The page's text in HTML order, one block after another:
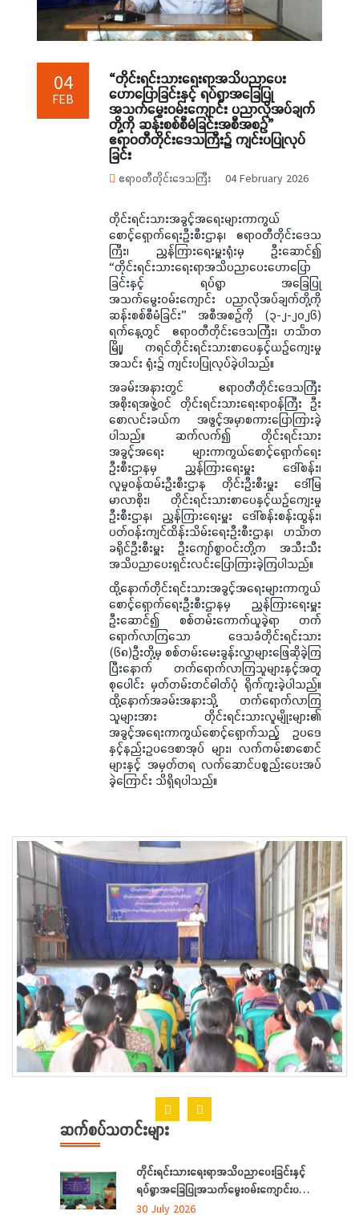
04
FEB
“တိုင်းရင်းသားရေးရာအသိပညာပေး
ဟောပြောခြင်းနှင့် ရပ်ရွာအခြေပြု
အသက်မွေးဝမ်းကျောင်း ပညာလိုအပ်ချက်
တို့ကို ဆန်းစစ်စီမံခြင်းအစီအစဉ်”
ဧရာဝတီတိုင်းဒေသကြီး၌ ကျင်းပပြုလုပ်
ခြင်း
ဧရာဝတီတိုင်းဒေသကြီး 04 February 2026
တိုင်းရင်းသားအခွင့်အရေးများကာကွယ်
စောင့်ရှောက်ရေးဦးစီးဌာန၊ ဧရာဝတီတိုင်းဒေသ
ကြီး၊ ညွှန်ကြားရေးမှူးရုံးမှ ဦးဆောင်၍
“တိုင်းရင်းသားရေးရာအသိပညာပေးဟောပြော
ခြင်းနှင့် ရပ်ရွာ အခြေပြု
အသက်မွေးဝမ်းကျောင်း ပညာလိုအပ်ချက်တို့ကို
ဆန်းစစ်စီမံခြင်း” အစီအစဉ်ကို (၃-၂-၂၀၂၆)
ရက်နေ့တွင် ဧရာဝတီတိုင်းဒေသကြီး၊ ဟင်္သာတ
မြို့၊ ကရင်တိုင်းရင်းသားစာပေနှင့်ယဉ်ကျေးမှု
အသင်း ရုံး၌ ကျင်းပပြုလုပ်ခဲ့ပါသည်။
အခမ်းအနားတွင် ဧရာဝတီတိုင်းဒေသကြီး
အစိုးရအဖွဲ့ဝင် တိုင်းရင်းသားရေးရာဝန်ကြီး ဦး
စောလင်းခယ်က အဖွင့်အမှာစကားပြောကြားခဲ့
ပါသည်။ ဆက်လက်၍ တိုင်းရင်းသား
အခွင့်အရေး များကာကွယ်စောင့်ရှောက်ရေး
ဦးစီးဌာနမှ ညွှန်ကြားရေးမှူး ဒေါ်စန်း၊
လူမှုဝန်ထမ်းဦးစီးဌာန တိုင်းဦးစီးမှူး ဒေါ်မြ
မာလာစိုး၊ တိုင်းရင်းသားစာပေနှင့်ယဉ်ကျေးမှု
ဦးစီးဌာန၊ ညွှန်ကြားရေးမှူး ဒေါ်စန်းစန်းထွန်း၊
ပတ်ဝန်းကျင်ထိန်းသိမ်းရေးဦးစီးဌာန၊ ဟင်္သာတ
ခရိုင်ဦးစီးမှူး ဦးကျော်စွာဝင်းတို့က အသီးသီး
အသိပညာပေးရှင်းလင်းပြောကြားခဲ့ကြပါသည်။
ထို့နောက်တိုင်းရင်းသားအခွင့်အရေးများကာကွယ်
စောင့်ရှောက်ရေးဦးစီးဌာနမှ ညွှန်ကြားရေးမှူး
ဦးဆောင်၍ စစ်တမ်းကောက်ယူခဲ့ရာ တက်
ရောက်လာကြသော ဒေသခံတိုင်းရင်းသား
(၆၈)ဦးတို့မှ စစ်တမ်းမေးခွန်းလွှာများဖြေဆိုခဲ့ကြ
ပြီးနောက် တက်ရောက်လာကြသူများနှင့်အတူ
စုပေါင်း မှတ်တမ်းတင်ဓါတ်ပုံ ရိုက်ကူးခဲ့ပါသည်။
ထို့နောက်အခမ်းအနားသို့ တက်ရောက်လာကြ
သူများအား တိုင်းရင်းသားလူမျိုးများ၏
အခွင့်အရေးကာကွယ်စောင့်ရှောက်သည့် ဥပဒေ
နှင့်နည်းဥပဒေစာအုပ် များ၊ လက်ကမ်းစာစောင်
များနှင့် အမှတ်တရ လက်ဆောင်ပစ္စည်းပေးအပ်
ခဲ့ကြောင်း သိရှိရပါသည်။
ဆက်စပ်သတင်းများ
တိုင်းရင်းသားရေးရာအသိပညာပေးခြင်းနှင့်
ရပ်ရွာအခြေပြုအသက်မွေးဝမ်းကျောင်းပညာ
လိုအပ်ချက်တို့ကို ဆန်းစစ်စီမံခြင်းအစီအစဉ်
30 July 2026